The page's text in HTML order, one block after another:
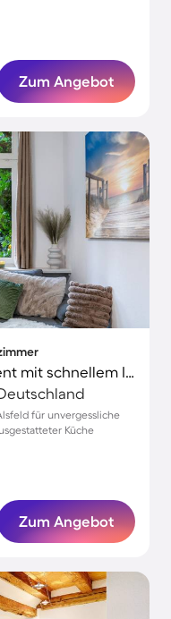
Zum Angebot
Kinderfreundliches Apartment mit schnellem Internet | Stadtblick
für unvergessliche
Küche
Zum Angebot